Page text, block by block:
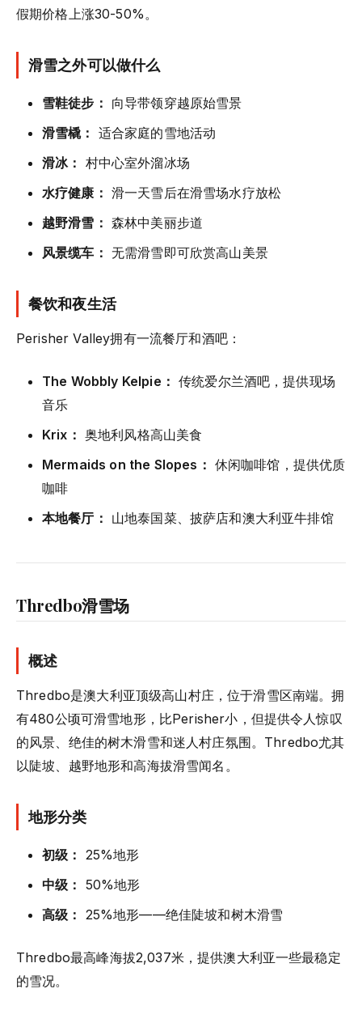
假期价格上涨30-50%。
滑雪之外可以做什么
雪鞋徒步： 向导带领穿越原始雪景
滑雪橇： 适合家庭的雪地活动
滑冰： 村中心室外溜冰场
水疗健康： 滑一天雪后在滑雪场水疗放松
越野滑雪： 森林中美丽步道
风景缆车： 无需滑雪即可欣赏高山美景
餐饮和夜生活
Perisher Valley拥有一流餐厅和酒吧：
The Wobbly Kelpie： 传统爱尔兰酒吧，提供现场
音乐
Krix： 奥地利风格高山美食
Mermaids on the Slopes： 休闲咖啡馆，提供优质
咖啡
本地餐厅： 山地泰国菜、披萨店和澳大利亚牛排馆
Thredbo滑雪场
概述
Thredbo是澳大利亚顶级高山村庄，位于滑雪区南端。拥
有480公顷可滑雪地形，比Perisher小，但提供令人惊叹
的风景、绝佳的树木滑雪和迷人村庄氛围。Thredbo尤其
以陡坡、越野地形和高海拔滑雪闻名。
地形分类
初级： 25%地形
中级： 50%地形
高级： 25%地形——绝佳陡坡和树木滑雪
Thredbo最高峰海拔2,037米，提供澳大利亚一些最稳定
的雪况。